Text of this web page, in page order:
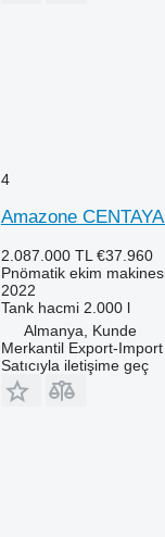
4
Amazone
2.087.000 TL €37.960
Pnömatik ekim
2022
Tank hacmi 2.000 l
Almanya, Kunde
Merkantil Export-
Satıcıyla iletişime geç